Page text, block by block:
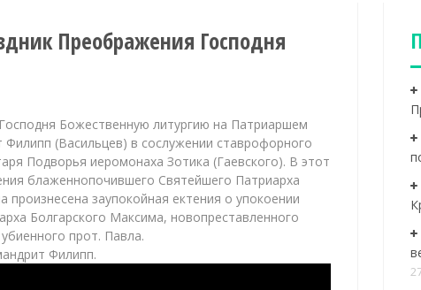
Преображения Господня
Божественную литургию на Патриаршем
(Васильцев) в сослужении ставрофорного
Подворья иеромонаха Зотика (Гаевского). В этот
блаженнопочившего Святейшего Патриарха
заупокойная ектения о упокоении
Болгарского Максима, новопреставленного
прот. Павла.
Филипп.